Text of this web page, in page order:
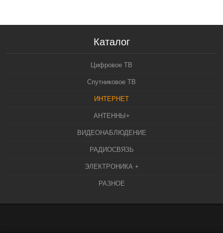
Каталог
Цифровое ТВ
Спутниковое ТВ
ИНТЕРНЕТ
АНТЕННЫ+
ВИДЕОНАБЛЮДЕНИЕ
РАДИОСВЯЗЬ
ЭЛЕКТРОНИКА +
РАЗНОЕ